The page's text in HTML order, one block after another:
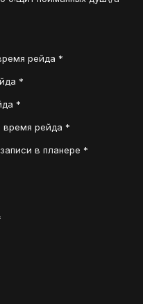
рейда *
*
*
время рейда *
в планере *